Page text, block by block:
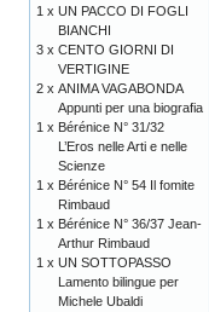
1 x UN PACCO DI FOGLI
BIANCHI
3 x CENTO GIORNI DI
VERTIGINE
2 x ANIMA VAGABONDA
Appunti per una biografia
1 x Bérénice N° 31/32
L’Eros nelle Arti e nelle
Scienze
1 x Bérénice N° 54 Il fomite
Rimbaud
1 x Bérénice N° 36/37 Jean-
Arthur Rimbaud
1 x UN SOTTOPASSO
Lamento bilingue per
Michele Ubaldi